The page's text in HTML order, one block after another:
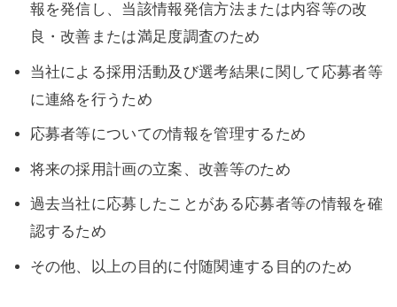
報を発信し、当該情報発信方法または内容等の改
良・改善または満足度調査のため
当社による採用活動及び選考結果に関して応募者等
に連絡を行うため
応募者等についての情報を管理するため
将来の採用計画の立案、改善等のため
過去当社に応募したことがある応募者等の情報を確
認するため
その他、以上の目的に付随関連する目的のため